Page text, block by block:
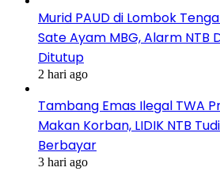
Murid PAUD di Lombok
Sate Ayam MBG, Alarm NTB
Ditutup
2 hari ago
Tambang Emas Ilegal TWA
Makan Korban, LIDIK NTB
Berbayar
3 hari ago